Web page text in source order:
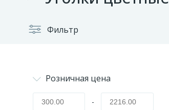
Фильтр
Розничная цена
-